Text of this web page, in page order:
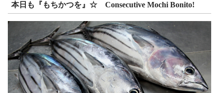
本日も『もちかつを』☆ Consecutive Mochi Bonito!